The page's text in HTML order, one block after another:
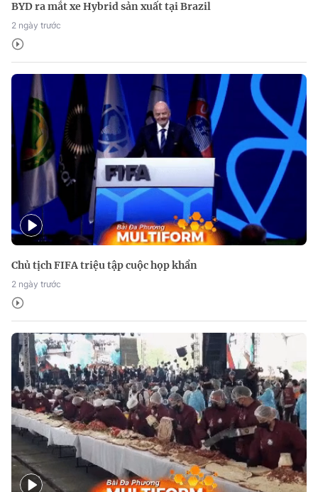
BYD ra mắt xe Hybrid sản xuất tại Brazil
2 ngày trước
Chủ tịch FIFA triệu tập cuộc họp khẩn
2 ngày trước